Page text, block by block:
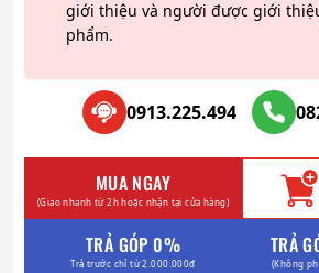
giới thiệu và người được giới
phẩm.
0913.225.494
MUA NGAY
(Giao nhanh từ 2h hoặc nhận tại cửa hàng)
TRẢ GÓP 0%
Trả trước chỉ từ 2.000.000đ
TRẢ
(Không